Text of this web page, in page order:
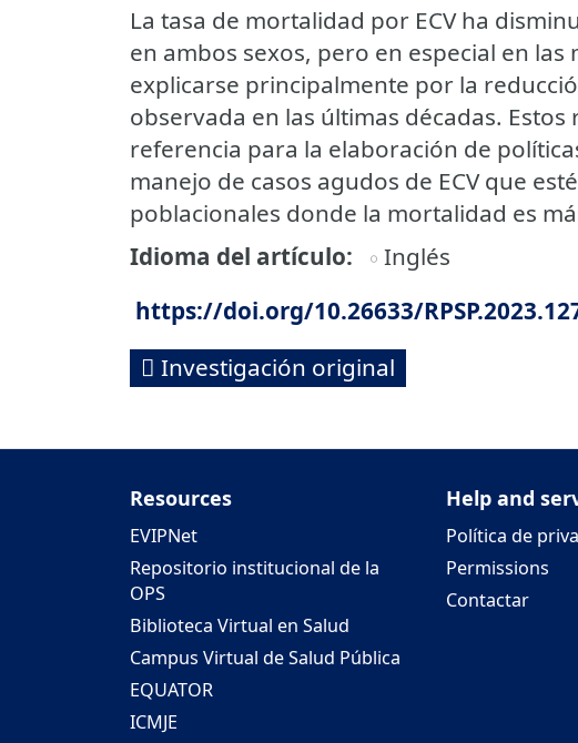
La tasa de mortalidad por ECV ha
en ambos sexos, pero en especial en
explicarse principalmente por la
observada en las últimas décadas.
referencia para la elaboración de
manejo de casos agudos de ECV que
poblacionales donde la mortalidad es
Idioma del artículo
Inglés
https://doi.org/10.26633/
Investigación original
Resources
EVIPNet
Repositorio institucional de la
OPS
Biblioteca Virtual en Salud
Campus Virtual de Salud Pública
EQUATOR
ICMJE
Help and
Política de
Permissions
Contactar